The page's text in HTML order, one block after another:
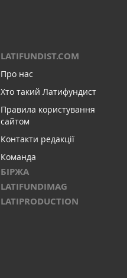
LATIFUNDIST.COM
Про нас
Хто такий Латифундист
Правила користування
сайтом
Контакти редакції
Команда
БІРЖА
LATIFUNDIMAG
LATIPRODUCTION